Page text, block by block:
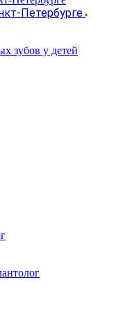
Петербурге
зубов у детей